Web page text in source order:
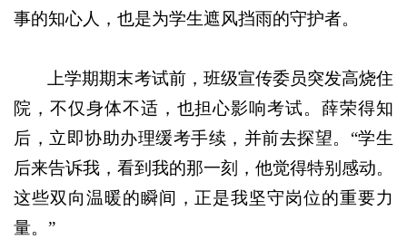
事的知心人，也是为学生遮风挡雨的守护者。
上学期期末考试前，班级宣传委员突发高烧住
院，不仅身体不适，也担心影响考试。薛荣得知
后，立即协助办理缓考手续，并前去探望。“学生
后来告诉我，看到我的那一刻，他觉得特别感动。
这些双向温暖的瞬间，正是我坚守岗位的重要力
量。”